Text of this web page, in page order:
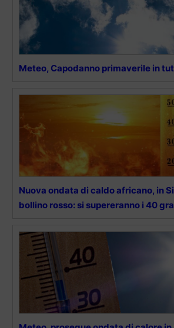
Meteo, Capodanno primaverile in
Nuova ondata di caldo africano, in
bollino rosso: si supereranno i 40